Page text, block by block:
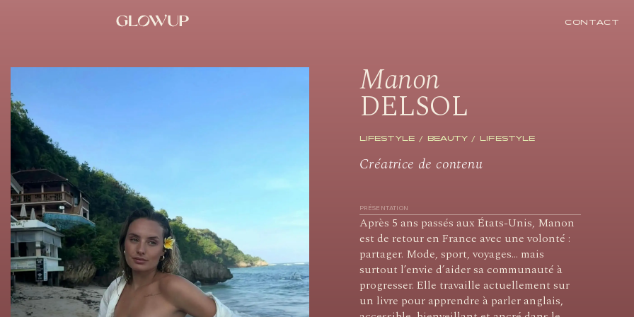
CONTACT
Manon
DELSOL
LIFESTYLE BEAUTY LIFESTYLE
Créatrice de contenu
PRÉSENTATION
Après 5 ans passés aux États-Unis, Manon
est de retour en France avec une volonté :
partager. Mode, sport, voyages… mais
surtout l’envie d’aider sa communauté à
progresser. Elle travaille actuellement sur
un livre pour apprendre à parler anglais,